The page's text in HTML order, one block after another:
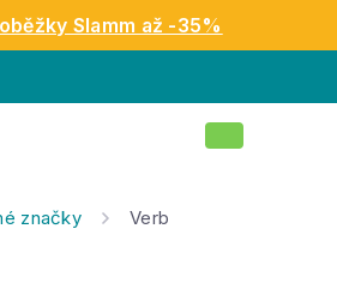
Slamm až -35%
Nákupní
značky Verb